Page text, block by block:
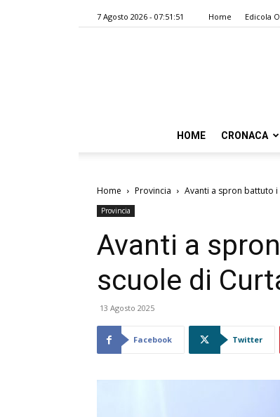
7 Agosto 2026 - 07:51:51 Home Edicola
HOME CRONACA
Home Provincia Avanti a spron battuto
Provincia
Avanti a
scuole di
13 Agosto 2025
Facebook Twitter